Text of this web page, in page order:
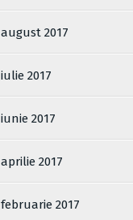
august 2017
iulie 2017
iunie 2017
aprilie 2017
februarie 2017